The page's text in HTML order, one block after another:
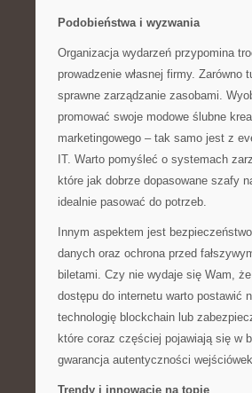
Podobieństwa i wyzwania
Organizacja wydarzeń przypomina
prowadzenie własnej firmy.
sprawne zarządzanie zasobami.
promować swoje modowe ślubne
marketingowego – tak samo jest z
IT. Warto pomyśleć o systemach
które jak dobrze dopasowane szafy
idealnie pasować do potrzeb.
Innym aspektem jest bezpieczeństwo
danych oraz ochrona przed
biletami. Czy nie wydaje się Wam,
dostępu do internetu warto postawić
technologię blockchain lub
które coraz częściej pojawiają się w
gwarancja autentyczności
Trendy i innowacje na topie